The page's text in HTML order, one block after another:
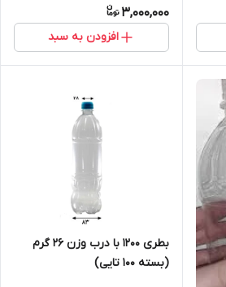
3,000,000
افزودن به سبد
بطری ۱۲۰۰ با درب وزن ۲۶ گرم
(بسته ۱۰۰ تایی)